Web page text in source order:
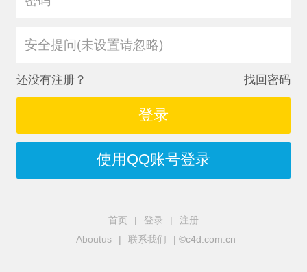
安全提问(未设置请忽略)
还没有注册？ 找回密码
登录
使用QQ账号登录
首页 | 登录 |
注册
Aboutus
| 联系我们 | ©c4d.com.cn